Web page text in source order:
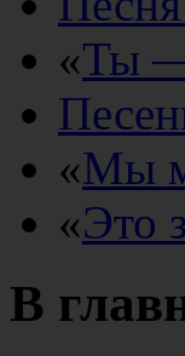
«Ты
«Мы
«Это
В